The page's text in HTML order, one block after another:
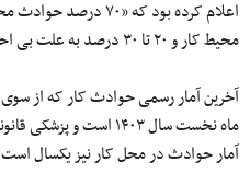
اعلام کرده بود که
محیط کار و ۲۰ تا ۳۰ درصد به علت بی احتیاطی کارگران است.»
آخرین آمار رسمی حوادث کار که از
ماه نخست سال ۱۴۰۳ است
آمار حوادث در محل کار نیز یکسال